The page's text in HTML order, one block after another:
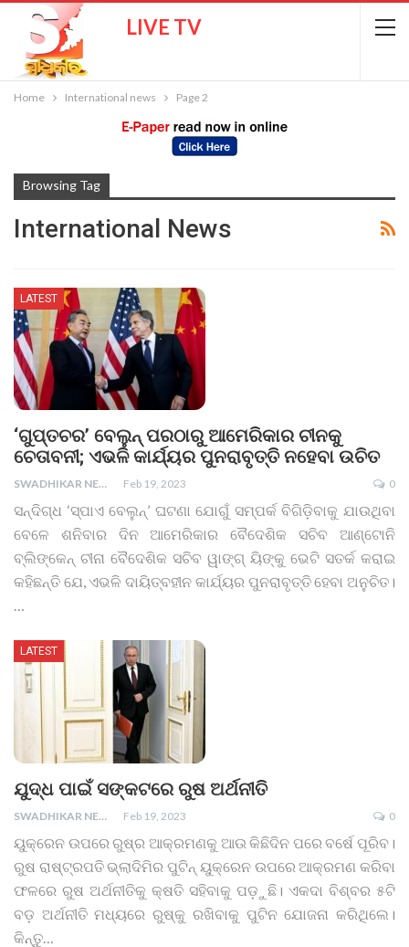
LIVE TV
Home International news Page 2
Browsing Tag
International News
LATEST
‘ଗୁପ୍ତଚର’ ବେଲୁନ୍ ପରଠାରୁ ଆମେରିକାର ଚୀନକୁ
ଚେତାବନୀ; ଏଭଳି କାର୍ଯ୍ୟର ପୁନରାବୃତ୍ତି ନହେବା ଉଚିତ
SWADHIKAR NEWS Feb 19, 2023 0
ସନ୍ଦିଗ୍ଧ ‘ସ୍ପାଏ ବେଲୁନ୍‌’ ଘଟଣା ଯୋଗୁଁ ସମ୍ପର୍କ ବିଗିଡ଼ିବାକୁ ଯାଉଥିବା
ବେଳେ ଶନିବାର ଦିନ ଆମେରିକାର ବୈଦେଶିକ ସଚିବ ଆଣ୍ଟୋନି
ବ୍ଲିଙ୍କେନ୍‌ ଚୀନା ବୈଦେଶିକ ସଚିବ ୱାଙ୍ଗ୍‌ ୟିଙ୍କୁ ଭେଟି ସତର୍କ କରାଇ
କହିଛନ୍ତି ଯେ, ଏଭଳି ଦାୟିତ୍ବହୀନ କାର୍ଯ୍ୟର ପୁନରାବୃତ୍ତି ହେବା ଅନୁଚିତ।
…
LATEST
ଯୁଦ୍ଧ ପାଇଁ ସଙ୍କଟରେ ରୁଷ ଅର୍ଥନୀତି
SWADHIKAR NEWS Feb 19, 2023 0
ୟୁକ୍ରେନ ଉପରେ ରୁଷ୍‌ର ଆକ୍ରମଣକୁ ଆଉ କିଛିଦିନ ପରେ ବର୍ଷେ ପୂରିବ।
ରୁଷ ରାଷ୍ଟ୍ରପତି ଭ୍ଲାଦିମିର ପୁଟିନ୍‌ ୟୁ‌କ୍ରେନ ଉପରେ ଆକ୍ରମଣ କରିବା
ଫଳରେ ରୁଷ ଅର୍ଥନୀତିକୁ କ୍ଷତି ସହିବାକୁ ପଡ଼ୁଛି। ଏକଦା ବିଶ୍ବର ୫ଟି
ବଡ଼ ଅର୍ଥନୀତି ମଧ୍ୟରେ ରୁଷ୍‌କୁ ରଖିବାକୁ ପୁଟିନ ଯୋଜନା କରିଥିଲେ।
କିନ୍ତୁ